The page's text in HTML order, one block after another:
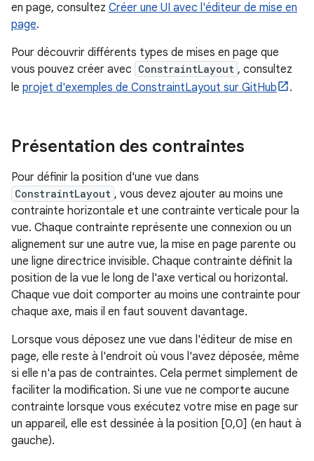
en page, consultez Créer une UI avec l'éditeur de mise en
page.
Pour découvrir différents types de mises en page que
vous pouvez créer avec ConstraintLayout , consultez
le projet d'exemples de ConstraintLayout sur GitHub .
Présentation des contraintes
Pour définir la position d'une vue dans
ConstraintLayout , vous devez ajouter au moins une
contrainte horizontale et une contrainte verticale pour la
vue. Chaque contrainte représente une connexion ou un
alignement sur une autre vue, la mise en page parente ou
une ligne directrice invisible. Chaque contrainte définit la
position de la vue le long de l'axe vertical ou horizontal.
Chaque vue doit comporter au moins une contrainte pour
chaque axe, mais il en faut souvent davantage.
Lorsque vous déposez une vue dans l'éditeur de mise en
page, elle reste à l'endroit où vous l'avez déposée, même
si elle n'a pas de contraintes. Cela permet simplement de
faciliter la modification. Si une vue ne comporte aucune
contrainte lorsque vous exécutez votre mise en page sur
un appareil, elle est dessinée à la position [0,0] (en haut à
gauche).